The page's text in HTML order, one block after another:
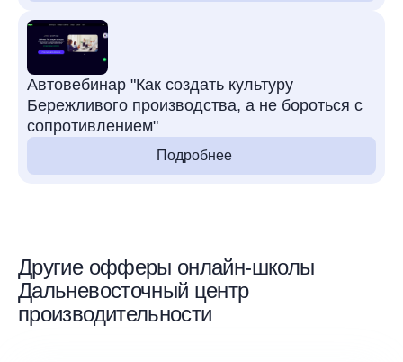
Автовебинар "Как создать культуру
Бережливого производства, а не бороться с
сопротивлением"
Подробнее
Другие офферы онлайн-школы
Дальневосточный центр
производительности